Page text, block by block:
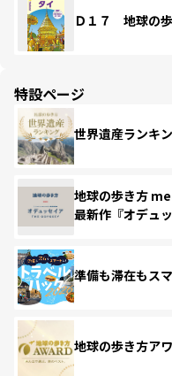
Ｄ１７ 地球の
特設ページ
世界遺産ランキ
地球の歩き方
最新作『オデュ
準備も滞在もス
地球の歩き方ア